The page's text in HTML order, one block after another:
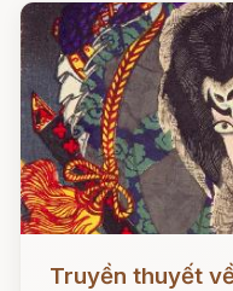
Đọc ngay
Truyền thuyết